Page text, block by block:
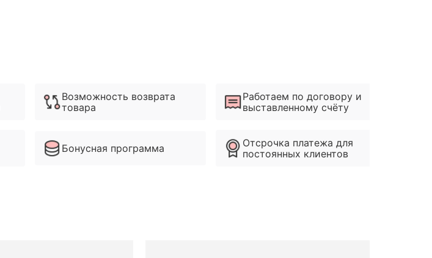
Возможность возврата
товара
Бонусная программа
Работаем по договору и
выставленному счёту
Отсрочка платежа для
постоянных клиентов